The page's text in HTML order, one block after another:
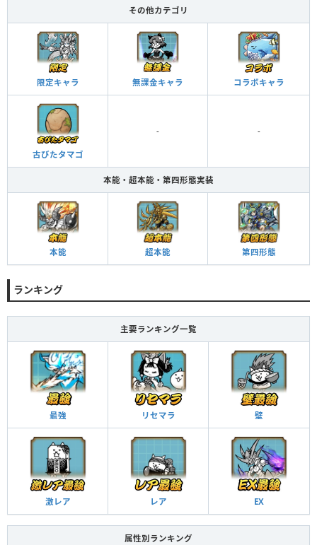
その他カテゴリ
限定キャラ 無課金キャラ コラボキャラ
古びたタマゴ
- -
本能・超本能・第四形態実装
本能 超本能 第四形態
ランキング
主要ランキング一覧
最強 リセマラ 壁
激レア レア EX
属性別ランキング